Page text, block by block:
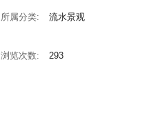
所属分类: 流⽔景观
浏览次数: 293